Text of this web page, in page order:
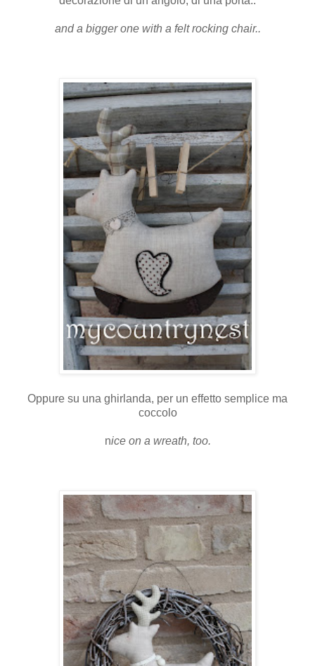
and a bigger one with a felt rocking chair..
Oppure su una ghirlanda, per un effetto semplice ma
coccolo
nice on a wreath, too.